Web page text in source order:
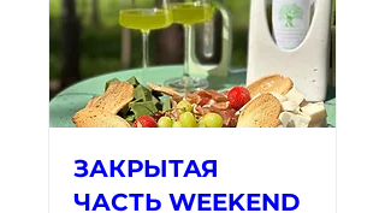
ЗАКРЫТАЯ
ЧАСТЬ WEEKEND